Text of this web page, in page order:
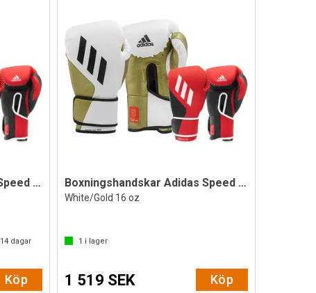
Boxningshandskar Adidas Speed Tilt 350V
14 dagar
Köp
Boxningshandskar Adidas Speed Tilt 350V
White/Gold 16 oz
1 i lager
1 519 SEK Köp